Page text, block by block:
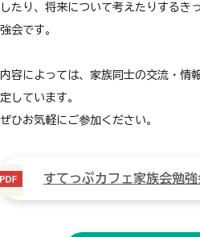
したり、将来について考えたりするき
強会です。
内容によっては、家族同士の交流・情
定しています。
ぜひお気軽にご参加ください。
すてっぷカフェ家族会勉